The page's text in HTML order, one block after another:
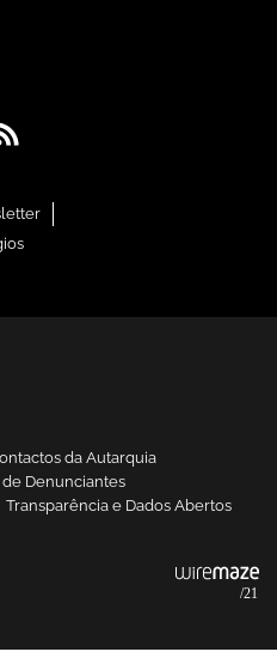
da Autarquia
Denunciantes
Transparência e Dados Abertos